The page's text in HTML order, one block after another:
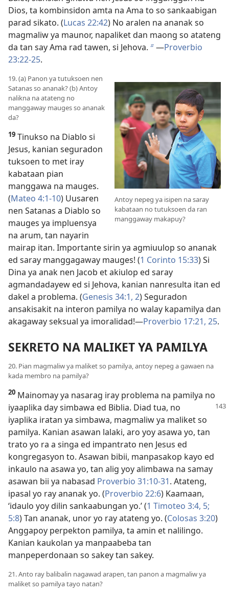
Dios, ta kombinsidon amta na Ama to so sankaabigan
parad sikato. (Lucas 22:42) No aralen na ananak so
magmaliw ya maunor, napaliket dan maong so atateng
da tan say Ama rad tawen, si Jehova. b​—Proverbio
23:22-25.
Antoy nepeg ya isipen na saray
kabataan no tutuksoen da ran
manggaway makapuy?
19. (a) Panon ya tutuksoen nen
Satanas so ananak? (b) Antoy
nalikna na atateng no
manggaway mauges so ananak
da?
19 Tinukso na Diablo si
Jesus, kanian seguradon
tuksoen to met iray
kabataan pian
manggawa na mauges.
(Mateo 4:1-10) Uusaren
nen Satanas a Diablo so
mauges ya impluensya
na arum, tan nayarin
mairap itan. Importante sirin ya agmiuulop so ananak
ed saray manggagaway mauges! (1 Corinto 15:33) Si
Dina ya anak nen Jacob et akiulop ed saray
agmandadayew ed si Jehova, kanian nanresulta itan ed
dakel a problema. (Genesis 34:1, 2) Seguradon
ansakisakit na interon pamilya no walay kapamilya dan
akagaway seksual ya imoralidad!​—Proverbio 17:21, 25.
SEKRETO NA MALIKET YA PAMILYA
20. Pian magmaliw ya maliket so pamilya, antoy nepeg a gawaen na
kada membro na pamilya?
20 Mainomay ya nasarag iray problema na pamilya no
iyaaplika day simbawa ed Biblia. Diad tua, no
iyaplika iratan ya simbawa, magmaliw ya maliket so
pamilya. Kanian asawan lalaki, aro yoy asawa yo, tan
trato yo ra a singa ed impantrato nen Jesus ed
kongregasyon to. Asawan bibii, manpasakop kayo ed
inkaulo na asawa yo, tan alig yoy alimbawa na samay
asawan bii ya nabasad Proverbio 31:10-31. Atateng,
ipasal yo ray ananak yo. (Proverbio 22:6) Kaamaan,
‘idaulo yoy dilin sankaabungan yo.’ (1 Timoteo 3:4, 5;
5:8) Tan ananak, unor yo ray atateng yo. (Colosas 3:20)
Anggapoy perpekton pamilya, ta amin et nalilingo.
Kanian kaukolan ya manpaabeba tan
manpeperdonaan so sakey tan sakey.
21. Anto ray balibalin nagawad arapen, tan panon a magmaliw ya
maliket so pamilya tayo natan?